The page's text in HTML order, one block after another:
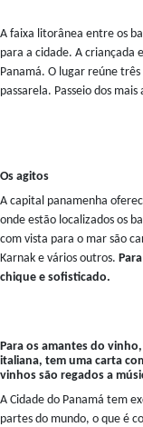
A faixa litorânea entre os
para a cidade. A criançada
Panamá. O lugar reúne
passarela. Passeio dos mais
Os agitos
A capital panamenha
onde estão localizados os
com vista para o mar são
Karnak e vários outros.
chique e sofisticado.
Para os amantes do
italiana, tem uma carta
vinhos são regados a
A Cidade do Panamá tem
partes do mundo, o que é